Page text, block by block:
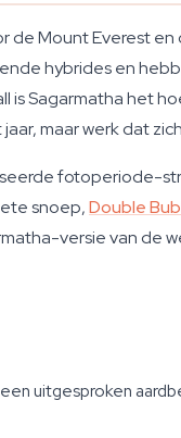
Mount Everest
hybrides en
Sagarmatha het
maar werk dat
fotoperiode-
snoep,Double
versie van de
uitgesproken